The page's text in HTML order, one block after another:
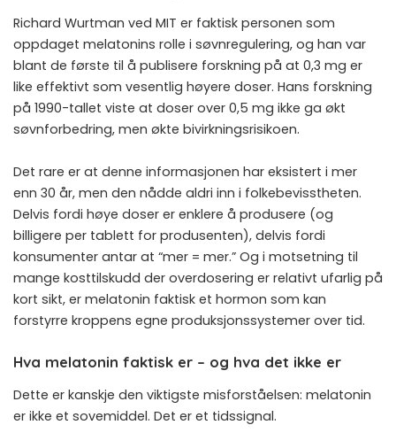
Richard Wurtman ved MIT er faktisk personen som
oppdaget melatonins rolle i søvnregulering, og han var
blant de første til å publisere forskning på at 0,3 mg er
like effektivt som vesentlig høyere doser. Hans forskning
på 1990-tallet viste at doser over 0,5 mg ikke ga økt
søvnforbedring, men økte bivirkningsrisikoen.
Det rare er at denne informasjonen har eksistert i mer
enn 30 år, men den nådde aldri inn i folkebevisstheten.
Delvis fordi høye doser er enklere å produsere (og
billigere per tablett for produsenten), delvis fordi
konsumenter antar at “mer = mer.” Og i motsetning til
mange kosttilskudd der overdosering er relativt ufarlig på
kort sikt, er melatonin faktisk et hormon som kan
forstyrre kroppens egne produksjonssystemer over tid.
Hva melatonin faktisk er – og hva det ikke er
Dette er kanskje den viktigste misforståelsen: melatonin
er ikke et sovemiddel. Det er et tidssignal.